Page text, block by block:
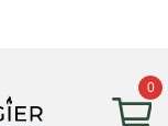
0